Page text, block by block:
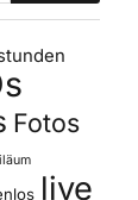
Fotos
live